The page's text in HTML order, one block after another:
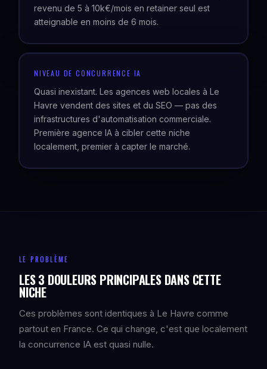
revenu de 5 à 10k€/mois en retainer seul est
atteignable en moins de 6 mois.
NIVEAU DE CONCURRENCE IA
Quasi inexistant. Les agences web locales à Le
Havre vendent des sites et du SEO — pas des
infrastructures d'automatisation commerciale.
Première agence IA à cibler cette niche
localement, premier à capter le marché.
LE PROBLÈME
LES 3 DOULEURS PRINCIPALES DANS CETTE
NICHE
Ces problèmes sont identiques à Le Havre comme
partout en France. Ce qui change, c'est que localement
la concurrence IA est quasi nulle.